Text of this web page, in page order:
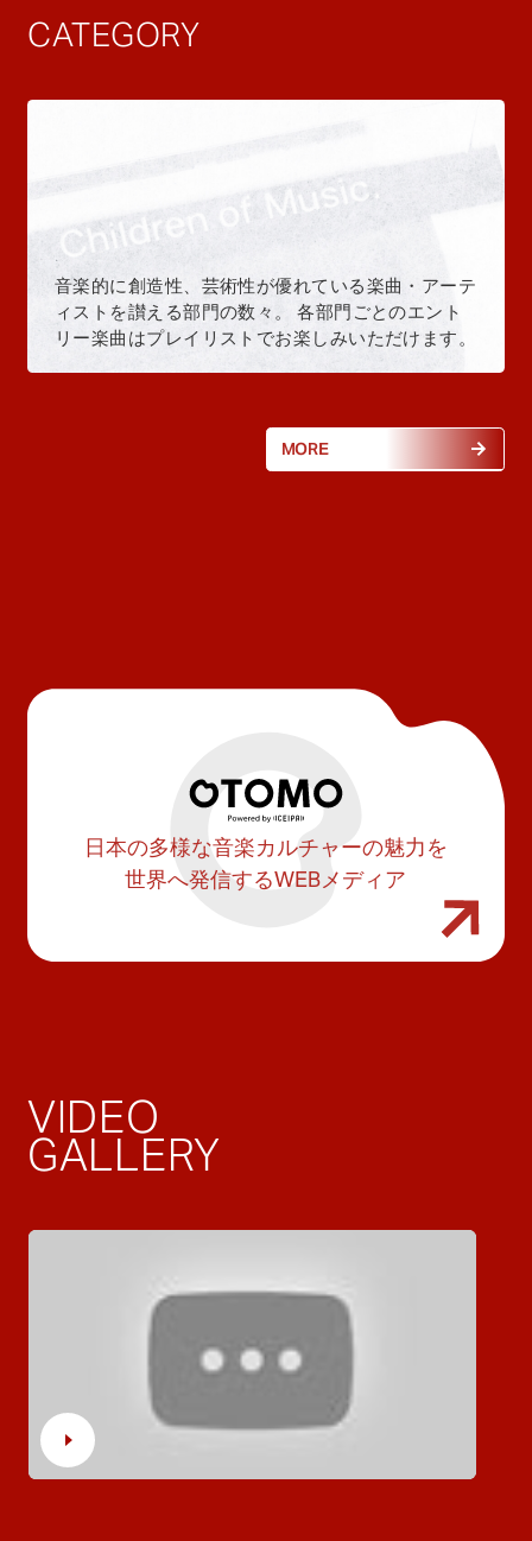
CATEGORY
音楽的に創造性、芸術性が優れている楽曲・アーテ
ィストを讃える部門の数々。 各部門ごとのエント
リー楽曲はプレイリストでお楽しみいただけます。
MORE
日本の多様な音楽カルチャーの魅力を
世界へ発信するWEBメディア
VIDEO
GALLERY